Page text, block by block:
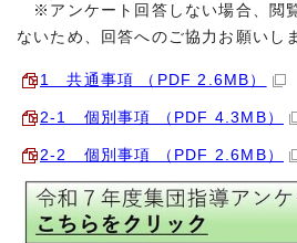
※アンケート回答しない場合、閲
ないため、回答へのご協力お願いし
1 共通事項 （PDF 2.6MB）
2-1 個別事項 （PDF 4.3MB）
2-2 個別事項 （PDF 2.6MB）